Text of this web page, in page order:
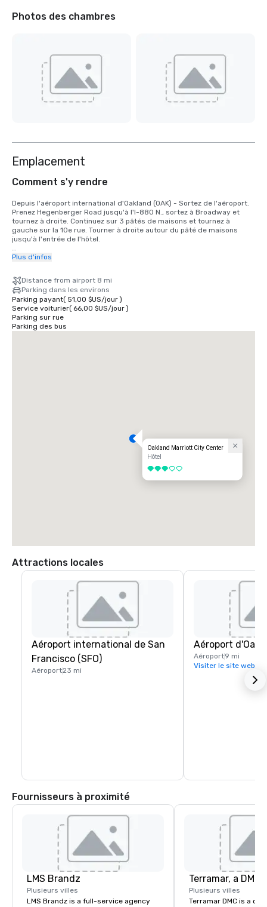
Photos des chambres
Emplacement
Comment s'y rendre
Depuis l'aéroport international d'Oakland (OAK) - Sortez de l'aéroport.
Prenez Hegenberger Road jusqu'à l'I-880 N., sortez à Broadway et
tournez à droite. Continuez sur 3 pâtés de maisons et tournez à
gauche sur la 10e rue. Tourner à droite autour du pâté de maisons
jusqu'à l'entrée de l'hôtel.
Depuis l'aéroport international de San Francisco (SFO), prenez la 101
980 South. Prenez la sortie 11e/12e rue. Faites un pâté de maisons et
tournez à gauche. L'hôtel se trouve à la 11e rue et à Broadway.
Plus d'infos
Distance from airport 8 mi
Parking dans les environs
Parking payant( 51,00 $US/jour)
Service voiturier( 66,00 $US/jour)
Parking sur rue
Parking des bus
Oakland Marriott City Center
Hôtel
3 sur 5
Attractions locales
Aéroport international de San
Francisco (SFO)
Aéroport23 mi
Aéroport
Aéroport9 mi
Visiter le site web
Fournisseurs à proximité
LMS Brandz
Plusieurs villes
LMS Brandz is a full-service agency
Plusieurs villes
Terramar DMC is a